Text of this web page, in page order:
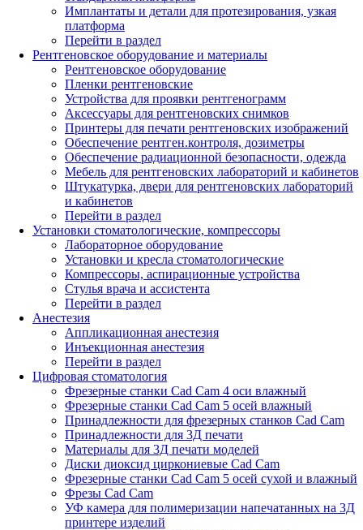
Имплантаты и детали для протезирования, узкая
платформа
Перейти в раздел
Рентгеновское оборудование и материалы
Рентгеновское оборудование
Пленки рентгеновские
Устройства для проявки рентгенограмм
Аксессуары для рентгеновских снимков
Принтеры для печати рентгеновских изображений
Обеспечение рентген.контроля, дозиметры
Обеспечение радиационной безопасности, одежда
Мебель для рентгеновских лабораторий и кабинетов
Штукатурка, двери для рентгеновских лабораторий
и кабинетов
Перейти в раздел
Установки стоматологические, компрессоры
Лабораторное оборудование
Установки и кресла стоматологические
Компрессоры, аспирационные устройства
Стулья врача и ассистента
Перейти в раздел
Анестезия
Аппликационная анестезия
Инъекционная анестезия
Перейти в раздел
Цифровая стоматология
Фрезерные станки Cad Cam 4 оси влажный
Фрезерные станки Cad Cam 5 осей влажный
Принадлежности для фрезерных станков Cad Cam
Принадлежности для 3Д печати
Материалы для 3Д печати моделей
Диски диоксид циркониевые Cad Cam
Фрезерные станки Cad Cam 5 осей сухой и влажный
Фрезы Cad Cam
УФ камера для полимеризации напечатанных на 3Д
принтере изделий